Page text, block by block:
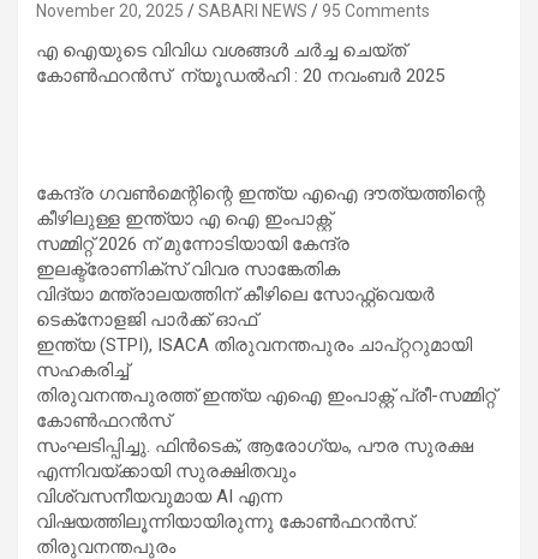
November 20, 2025 SABARI NEWS 95 Comments
എ ഐയുടെ വിവിധ വശങ്ങൾ ചർച്ച ചെയ്ത്
കോൺഫറൻസ് ന്യൂഡൽഹി : 20 നവംബർ 2025
കേന്ദ്ര ​ഗവൺമെന്റിന്റെ ഇന്ത്യ എഐ ദൗത്യത്തിന്റെ
കീഴിലുള്ള ഇന്ത്യാ എ ഐ ഇംപാക്റ്റ്
സമ്മിറ്റ് 2026 ന് മുന്നോടിയായി കേന്ദ്ര
ഇലക്ട്രോണിക്സ് വിവര സാങ്കേതിക
വിദ്യാ മന്ത്രാലയത്തിന് കീഴിലെ സോഫ്റ്റ്‌വെയർ
ടെക്‌നോളജി പാർക്ക് ഓഫ്
ഇന്ത്യ (STPI), ISACA തിരുവനന്തപുരം ചാപ്റ്ററുമായി
സഹകരിച്ച്
തിരുവനന്തപുരത്ത് ഇന്ത്യ എഐ ഇംപാക്റ്റ് പ്രീ-സമ്മിറ്റ്
കോൺഫറൻസ്
സംഘടിപ്പിച്ചു. ഫിൻടെക്, ആരോ​ഗ്യം, പൗര സുരക്ഷ
എന്നിവയ്ക്കായി സുരക്ഷിതവും
വിശ്വസനീയവുമായ AI എന്ന
വിഷയത്തിലൂന്നിയായിരുന്നു കോൺഫറൻസ്.
തിരുവനന്തപുരം